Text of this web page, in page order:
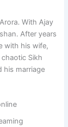
With Ajay
After years
with his wife,
Sikh
his marriage